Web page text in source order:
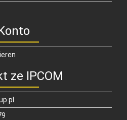
ze IPCOM